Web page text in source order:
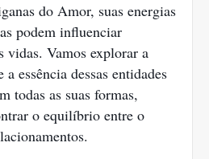
do Amor, suas energias
podem influenciar
vidas. Vamos explorar a
essência dessas entidades
todas as suas formas,
o equilíbrio entre o